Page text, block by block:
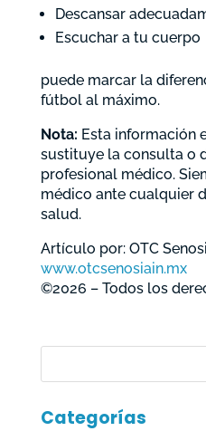
Descansar
Escuchar a tu cuerpo
puede marcar la
fútbol al máximo.
Nota: Esta información
sustituye la consulta o
profesional médico.
médico ante cualquier
salud.
Artículo por: OTC
www.otcsenosiain.mx
©2026 – Todos los
Categorías